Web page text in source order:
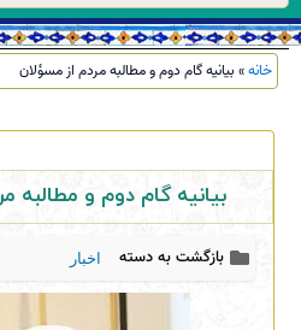
خانه» بیانیه گام دوم و مطالبه مردم از مسؤلان
بیانیه گام دوم و مطالبه
بازگشت به دسته اخبار